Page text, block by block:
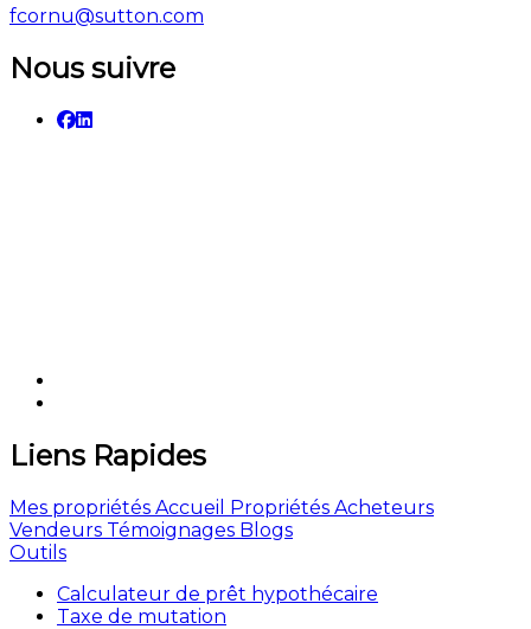
fcornu@sutton.com
Nous suivre
Liens Rapides
Mes propriétés Accueil Propriétés Acheteurs
Vendeurs Témoignages Blogs
Outils
Calculateur de prêt hypothécaire
Taxe de mutation